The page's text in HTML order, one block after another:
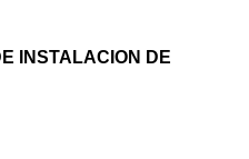
INSTALACION DE